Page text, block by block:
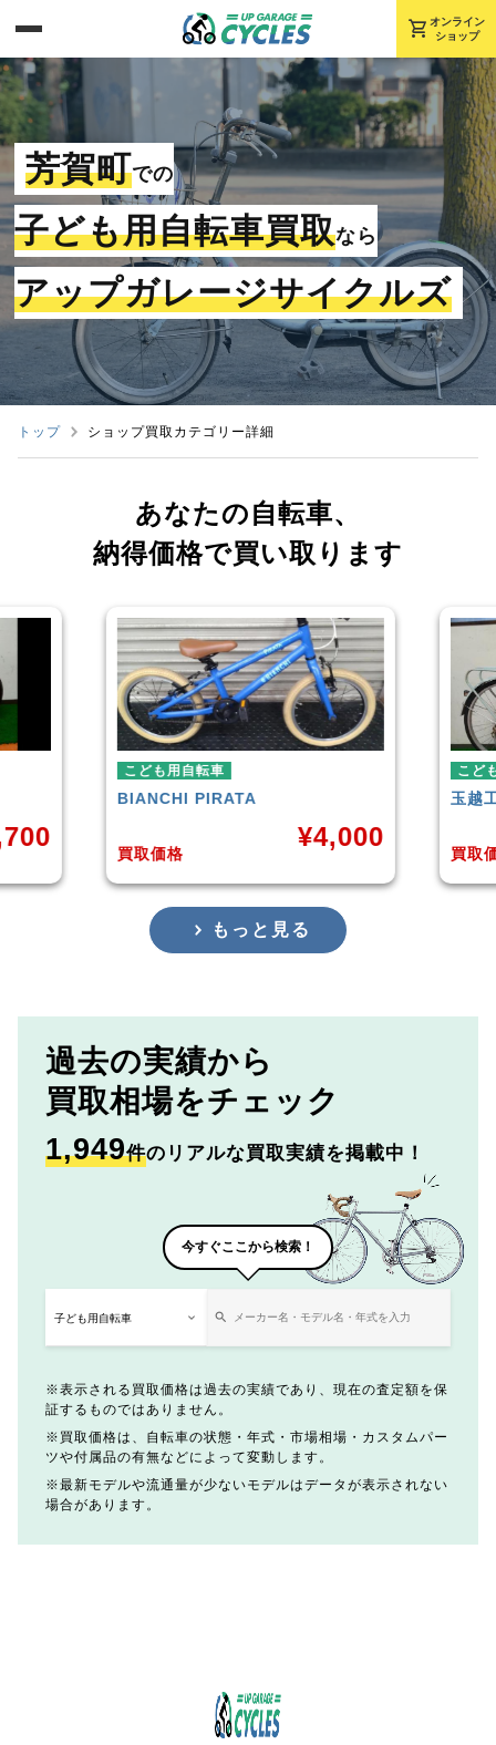
shopping_cart オンライン
ショップ
芳賀町での
子ども用自転車買取なら
アップガレージサイクルズ
トップ ショップ買取カテゴリー詳細
あなたの自転車、
納得価格で買い取ります
MAHALO JUNIOR
買取価格
もっと見る
過去の実績から
買取相場をチェック
1,949件のリアルな買取実績を掲載中！
今すぐここから検索！
表示される買取価格は過去の実績であり、現在の査定額を保
証するものではありません。
買取価格は、自転車の状態・年式・市場相場・カスタムパー
ツや付属品の有無などによって変動します。
最新モデルや流通量が少ないモデルはデータが表示されない
場合があります。